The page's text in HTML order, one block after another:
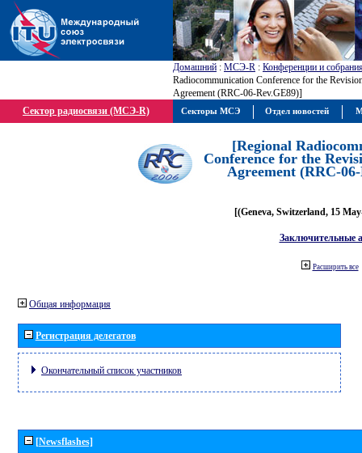
Домашний : МСЭ-R : Конференции и
Radiocommunication Conference for the
Agreement (RRC-06-Rev.GE89)]
Сектор радиосвязи (МСЭ-R)
[Regional
Conference for the
Agreement (RRC-
[(Geneva, Switzerland, 15
Заключительные
Расширить все
Общая информация
Регистрация делегатов
Окончательный список участников
[Newsflashes]
Секторы МСЭ Отдел новостей